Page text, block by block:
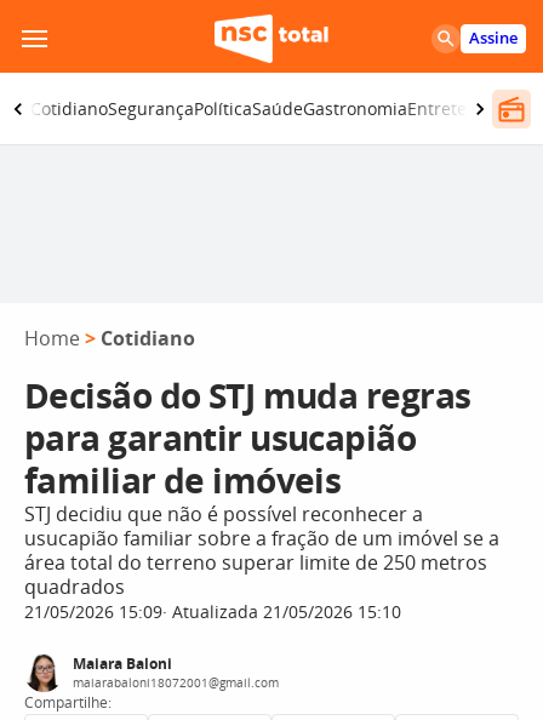
para
o
conteúdo
Assine
CotidianoSegurançaPolíticaSaúdeGastronomiaEntretenimento
Home > Cotidiano
Decisão do STJ muda regras
para garantir usucapião
familiar de imóveis
STJ decidiu que não é possível reconhecer a
usucapião familiar sobre a fração de um imóvel se a
área total do terreno superar limite de 250 metros
quadrados
21/05/2026 15:09 Atualizada 21/05/2026 15:10
Maiara Baloni
maiarabaloni18072001@gmail.com
Compartilhe: